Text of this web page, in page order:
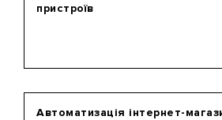
Автоматизація інтернет-
пристроїв